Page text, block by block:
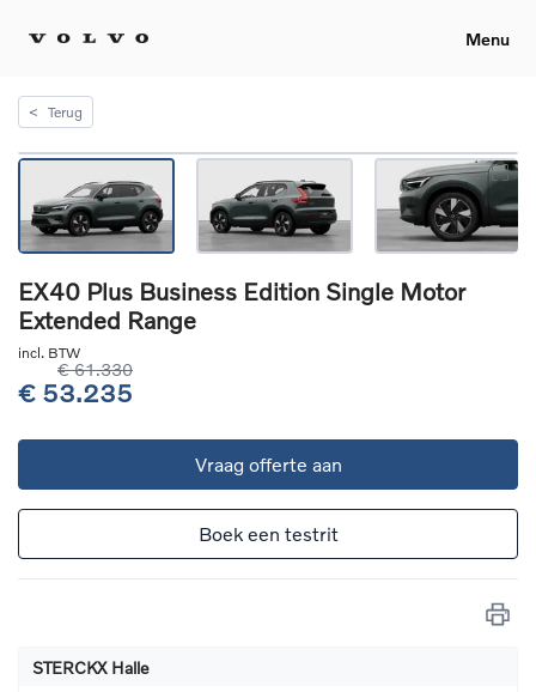
Menu
< Terug
EX40 Plus Business Edition Single Motor
Extended Range
incl. BTW
€ 61.330
€ 53.235
Vraag offerte aan
Boek een testrit
STERCKX Halle